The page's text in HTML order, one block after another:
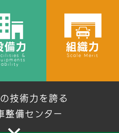
備力
&
ability
組織力
Scale Merit
技術力を誇る
整備センター